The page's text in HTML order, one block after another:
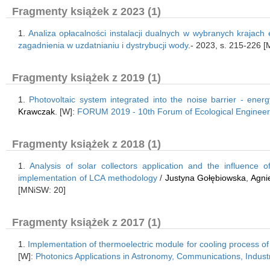
Fragmenty książek z 2023 (1)
1. Analiza opłacalności instalacji dualnych w wybranych krajach
zagadnienia w uzdatnianiu i dystrybucji wody.- 2023, s. 215-226
Fragmenty książek z 2019 (1)
1. Photovoltaic system integrated into the noise barrier -
Krawczak . [W]: FORUM 2019 - 10th Forum of Ecological
Fragmenty książek z 2018 (1)
1. Analysis of solar collectors application and the influence
implementation of LCA methodology/ Justyna Gołębiowska ,
[MNiSW: 20]
Fragmenty książek z 2017 (1)
1. Implementation of thermoelectric module for cooling process
[W]: Photonics Applications in Astronomy, Communications,